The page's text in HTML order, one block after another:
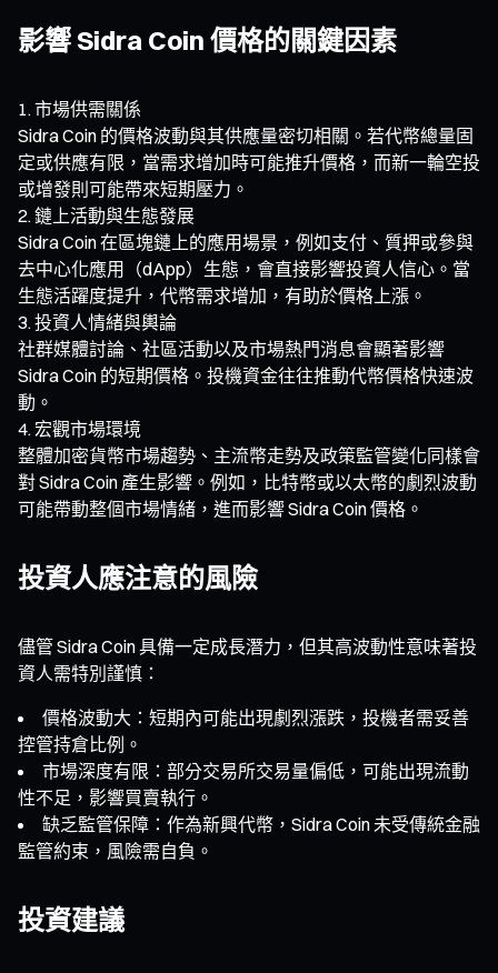
影響 Sidra Coin 價格的關鍵因素
市場供需關係
Sidra Coin 的價格波動與其供應量密切相關。若代幣總量固
定或供應有限，當需求增加時可能推升價格，而新一輪空投
或增發則可能帶來短期壓力。
鏈上活動與生態發展
Sidra Coin 在區塊鏈上的應用場景，例如支付、質押或參與
去中心化應用（dApp）生態，會直接影響投資人信心。當
生態活躍度提升，代幣需求增加，有助於價格上漲。
投資人情緒與輿論
社群媒體討論、社區活動以及市場熱門消息會顯著影響
Sidra Coin 的短期價格。投機資金往往推動代幣價格快速波
動。
宏觀市場環境
整體加密貨幣市場趨勢、主流幣走勢及政策監管變化同樣會
對 Sidra Coin 產生影響。例如，比特幣或以太幣的劇烈波動
可能帶動整個市場情緒，進而影響 Sidra Coin 價格。
投資人應注意的風險
儘管 Sidra Coin 具備一定成長潛力，但其高波動性意味著投
資人需特別謹慎：
價格波動大：短期內可能出現劇烈漲跌，投機者需妥善
控管持倉比例。
市場深度有限：部分交易所交易量偏低，可能出現流動
性不足，影響買賣執行。
缺乏監管保障：作為新興代幣，Sidra Coin 未受傳統金融
監管約束，風險需自負。
投資建議